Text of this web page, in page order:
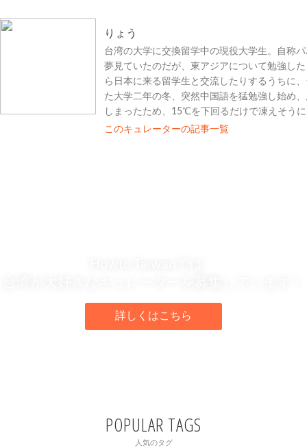
りょう
台湾の大学に交換留学中の現役大学生。自称
夢見ていたのだが、東アジアについて勉強し
ら日本に来る留学生と交流したりするうちに
た大学二年の冬、突然中国語を猛勉強し始め
しまったため、15℃を下回るだけで凍えそう
このキュレーターの記事一覧
詳しくはこちら
POPULAR TAGS
人気のタグ